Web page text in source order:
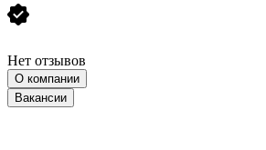
Нет отзывов
О компании
Вакансии